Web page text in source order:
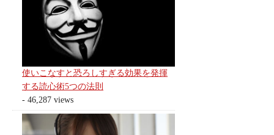
使いこなすと恐ろしすぎる効果を発揮
する読心術5つの法則
- 46,287 views